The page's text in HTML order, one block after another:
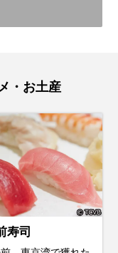
・お土産
寿司